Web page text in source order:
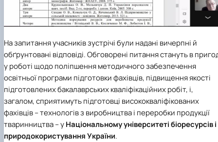
На запитання учасників зустрічі були надані вичерпні й
обґрунтовані відповіді. Обговорені питання стануть в
у роботі щодо поліпшення методичного забезпечення
освітньої програми підготовки фахівців, підвищення якості
підготовлених бакалаврських кваліфікаційних робіт, і,
загалом, сприятимуть підготовці висококваліфікованих
фахівців – технологів з виробництва і переробки продукції
тваринництва – уНаціональному університеті біоресурсів і
природокористування України.